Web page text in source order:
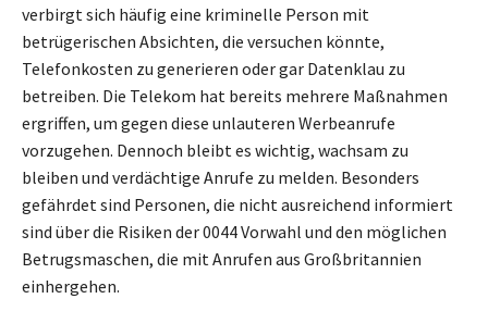
verbirgt sich häufig eine kriminelle Person mit
betrügerischen Absichten, die versuchen könnte,
Telefonkosten zu generieren oder gar Datenklau zu
betreiben. Die Telekom hat bereits mehrere Maßnahmen
ergriffen, um gegen diese unlauteren Werbeanrufe
vorzugehen. Dennoch bleibt es wichtig, wachsam zu
bleiben und verdächtige Anrufe zu melden. Besonders
gefährdet sind Personen, die nicht ausreichend informiert
sind über die Risiken der 0044 Vorwahl und den möglichen
Betrugsmaschen, die mit Anrufen aus Großbritannien
einhergehen.